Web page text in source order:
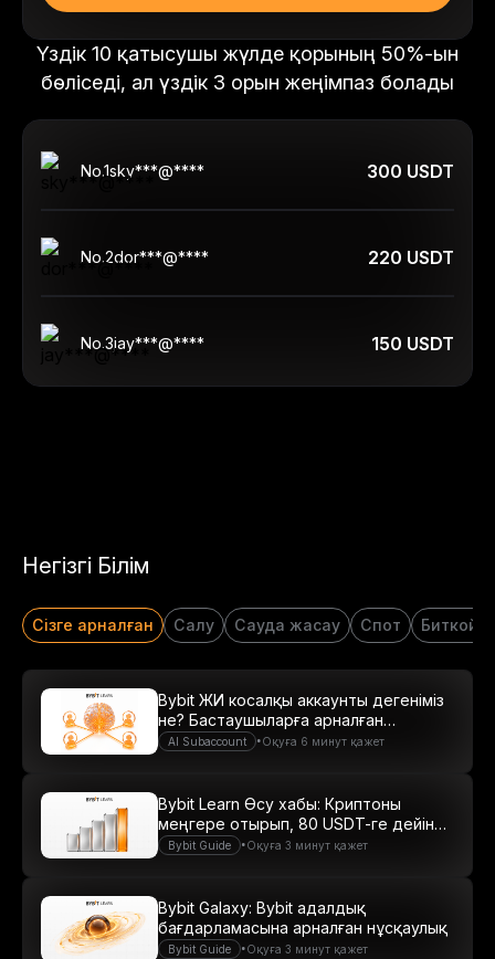
Үздік 10 қатысушы жүлде қорының 50%-ын
бөліседі, ал үздік 3 орын жеңімпаз болады
No.1sky***@**** 300 USDT
No.2dor***@**** 220 USDT
No.3jay***@**** 150 USDT
Негізгі Білім
Сізге арналған Салу Сауда жасау Спот Биткойн
AI Subaccount •Оқуға 6 минут қажет
Bybit ЖИ косалқы аккаунты дегеніміз
не? Бастаушыларға арналған
нұсқаулық
Bybit Guide •Оқуға 3 минут қажет
Bybit Learn Өсу хабы: Криптоны
меңгере отырып, 80 USDT-ге дейін
табыс табыңыз
Bybit Guide •Оқуға 3 минут қажет
Bybit Galaxy: Bybit адалдық
бағдарламасына арналған нұсқаулық